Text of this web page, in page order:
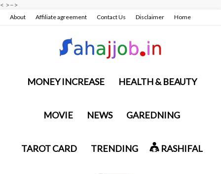
< >–>
About Affiliate agreement Contact Us Disclaimer Home
MONEY INCREASE HEALTH & BEAUTY
MOVIE NEWS GAREDNING
TAROT CARD TRENDING RASHIFAL